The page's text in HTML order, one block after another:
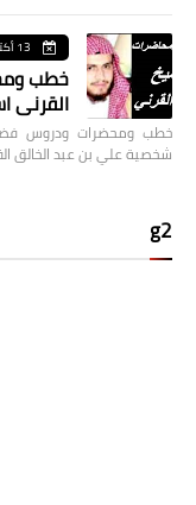
13 أكتوبر 2022
خطب
القرني
خطب ومحضرات ودروس
شخصية علي بن عبد الخالق
g2